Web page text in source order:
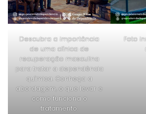
Descubra a importância
de uma clínica de
recuperação masculina
para tratar a dependência
química. Conheça a
abordagem, o que levar e
como funciona o
tratamento.
Foto